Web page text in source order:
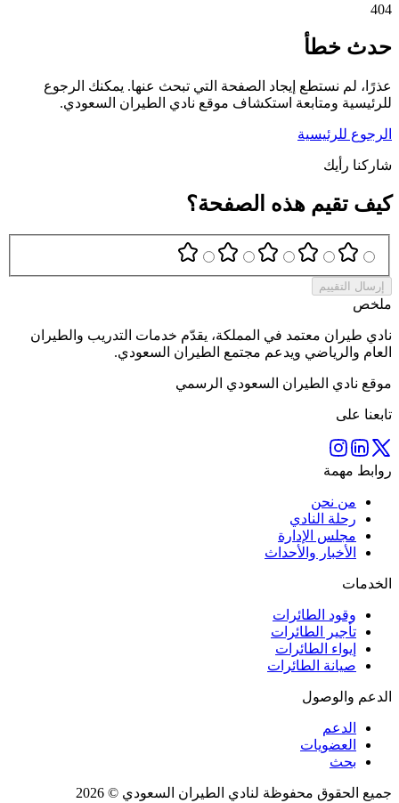
404
حدث خطأ
عذرًا، لم نستطع إيجاد الصفحة التي تبحث عنها. يمكنك الرجوع
للرئيسية ومتابعة استكشاف موقع نادي الطيران السعودي.
الرجوع للرئيسية
شاركنا رأيك
كيف تقيم هذه الصفحة؟
إرسال التقييم
ملخص
نادي طيران معتمد في المملكة، يقدّم خدمات التدريب والطيران
العام والرياضي ويدعم مجتمع الطيران السعودي.
موقع نادي الطيران السعودي الرسمي
تابعنا على
روابط مهمة
من نحن
رحلة النادي
مجلس الإدارة
الأخبار والأحداث
الخدمات
وقود الطائرات
تأجير الطائرات
إيواء الطائرات
صيانة الطائرات
الدعم والوصول
الدعم
العضويات
بحث
جميع الحقوق محفوظة لنادي الطيران السعودي © 2026